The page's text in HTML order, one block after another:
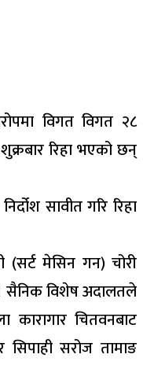
विगत विगत २८
रिहा भएको छन्
सावीत गरि रिहा
मेसिन गन) चोरी
सैनिक विशेष अदालतले
कारागार चितवनबाट
सरोज तामाङ